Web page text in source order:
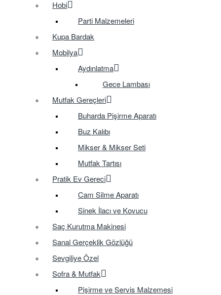
Hobi
Parti Malzemeleri
Kupa Bardak
Mobilya
Aydınlatma
Gece Lambası
Mutfak Gereçleri
Buharda Pişirme Aparatı
Buz Kalıbı
Mikser & Mikser Seti
Mutfak Tartısı
Pratik Ev Gereci
Cam Silme Aparatı
Sinek İlacı ve Kovucu
Saç Kurutma Makinesi
Sanal Gerçeklik Gözlüğü
Sevgiliye Özel
Sofra & Mutfak
Pişirme ve Servis Malzemesi